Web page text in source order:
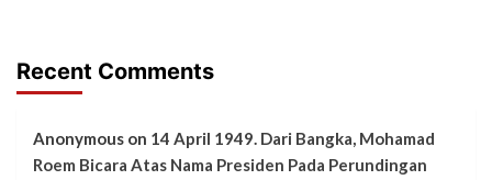
Recent Comments
Anonymous on 14 April 1949. Dari Bangka, Mohamad
Roem Bicara Atas Nama Presiden Pada Perundingan